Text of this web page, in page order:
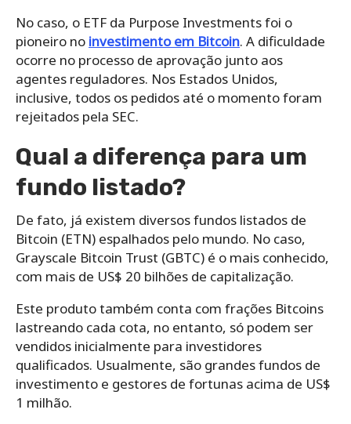
No caso, o ETF da Purpose Investments foi o
pioneiro no investimento em Bitcoin. A dificuldade
ocorre no processo de aprovação junto aos
agentes reguladores. Nos Estados Unidos,
inclusive, todos os pedidos até o momento foram
rejeitados pela SEC.
Qual a diferença para um
fundo listado?
De fato, já existem diversos fundos listados de
Bitcoin (ETN) espalhados pelo mundo. No caso,
Grayscale Bitcoin Trust (GBTC) é o mais conhecido,
com mais de US$ 20 bilhões de capitalização.
Este produto também conta com frações Bitcoins
lastreando cada cota, no entanto, só podem ser
vendidos inicialmente para investidores
qualificados. Usualmente, são grandes fundos de
investimento e gestores de fortunas acima de US$
1 milhão.